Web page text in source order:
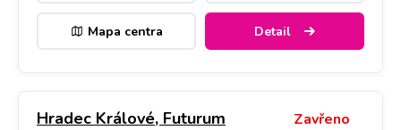
Mapa centra Detail
Hradec Králové, Futurum Zavřeno